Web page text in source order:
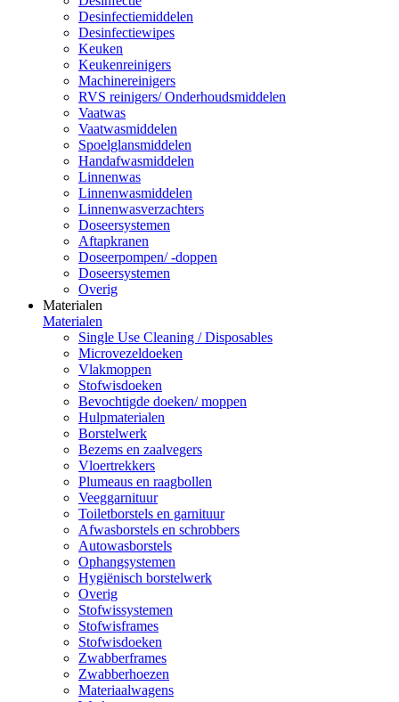
Desinfectiemiddelen
Desinfectiewipes
Keuken
Keukenreinigers
Machinereinigers
RVS reinigers/ Onderhoudsmiddelen
Vaatwas
Vaatwasmiddelen
Spoelglansmiddelen
Handafwasmiddelen
Linnenwas
Linnenwasmiddelen
Linnenwasverzachters
Doseersystemen
Aftapkranen
Doseerpompen/ -doppen
Doseersystemen
Overig
Materialen
Materialen
Single Use Cleaning / Disposables
Microvezeldoeken
Vlakmoppen
Stofwisdoeken
Bevochtigde doeken/ moppen
Hulpmaterialen
Borstelwerk
Bezems en zaalvegers
Vloertrekkers
Plumeaus en raagbollen
Veeggarnituur
Toiletborstels en garnituur
Afwasborstels en schrobbers
Autowasborstels
Ophangsystemen
Hygiënisch borstelwerk
Overig
Stofwissystemen
Stofwisframes
Stofwisdoeken
Zwabberframes
Zwabberhoezen
Materiaalwagens